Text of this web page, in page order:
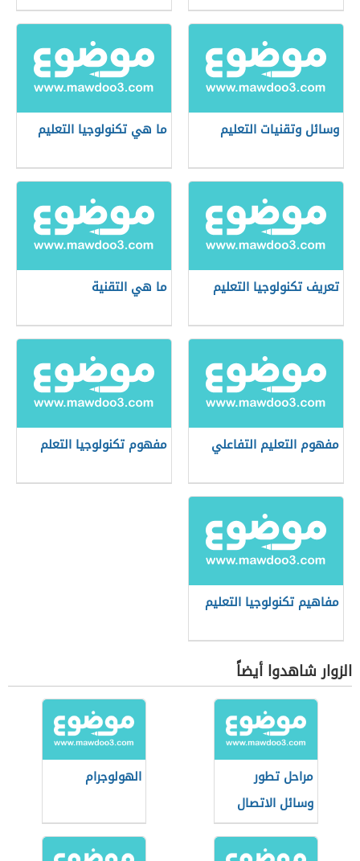
وسائل وتقنيات التعليم ما هي تكنولوجيا التعليم
تعريف تكنولوجيا التعليم ما هي التقنية
مفهوم التعليم التفاعلي مفهوم تكنولوجيا التعلم
مفاهيم تكنولوجيا التعليم
الزوار شاهدوا أيضاً
مراحل تطور
وسائل الاتصال
الهولوجرام